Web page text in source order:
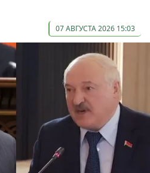
07 АВГУСТА 2026 15:03